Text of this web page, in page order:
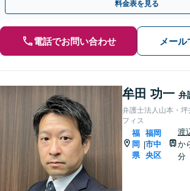
料金表を見る
電話でお問い合わせ メー
牟田 功一 弁
弁護士法人山本・
フィス
福
岡
県
|
福岡
市中
央区
渡
か
分